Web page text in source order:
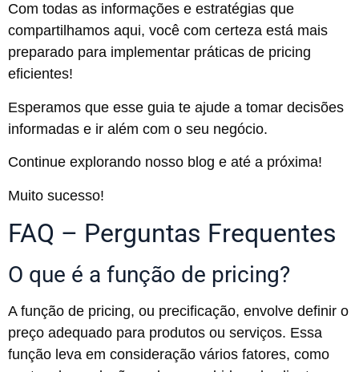
Com todas as informações e estratégias que
compartilhamos aqui, você com certeza está mais
preparado para implementar práticas de pricing
eficientes!
Esperamos que esse guia te ajude a tomar decisões
informadas e ir além com o seu negócio.
Continue explorando nosso blog e até a próxima!
Muito sucesso!
FAQ – Perguntas Frequentes
O que é a função de pricing?
A função de pricing, ou precificação, envolve definir o
preço adequado para produtos ou serviços. Essa
função leva em consideração vários fatores, como